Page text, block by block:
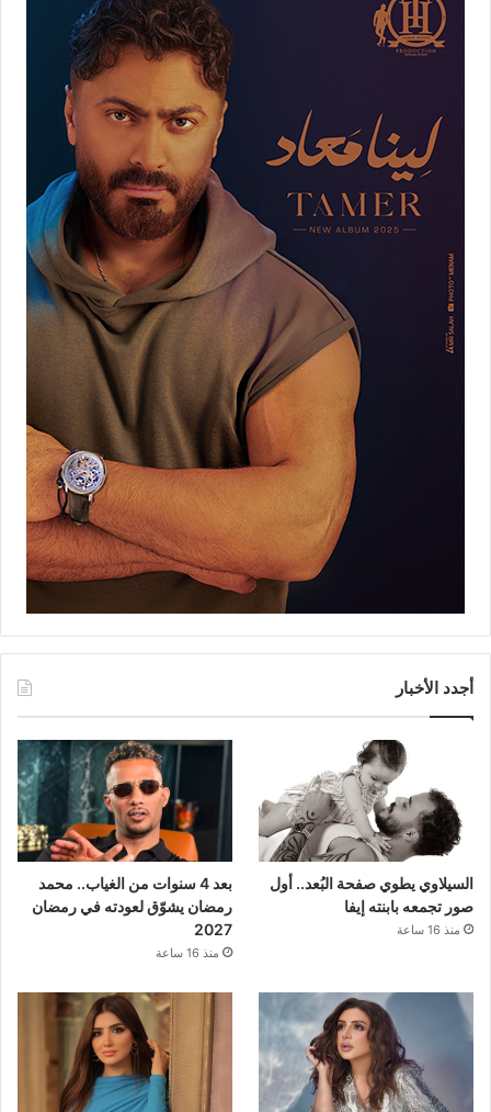
أجدد الأخبار
السيلاوي يطوي صفحة البُعد.. أول
صور تجمعه بابنته إيفا
منذ 16 ساعة
بعد 4 سنوات من الغياب.. محمد
رمضان يشوّق لعودته في رمضان
2027
منذ 16 ساعة